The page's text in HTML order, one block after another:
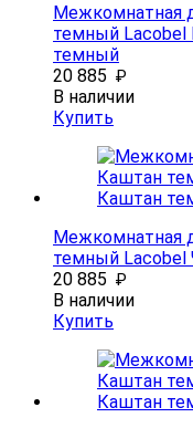
Межкомнатная
темный
темный
20 885 ₽
В наличии
Купить
Межкомнатная
темный
20 885 ₽
В наличии
Купить